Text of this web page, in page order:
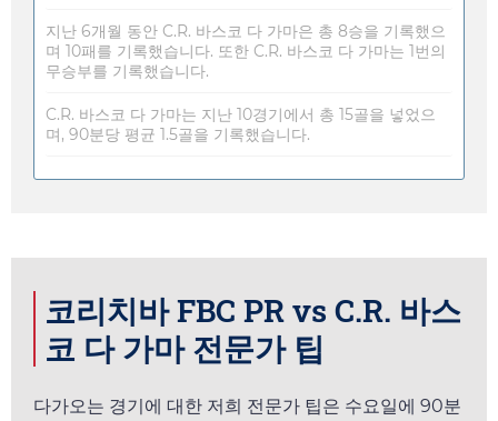
지난 6개월 동안 C.R. 바스코 다 가마은 총 8승을 기록했으
며 10패를 기록했습니다. 또한 C.R. 바스코 다 가마는 1번의
무승부를 기록했습니다.
C.R. 바스코 다 가마는 지난 10경기에서 총 15골을 넣었으
며, 90분당 평균 1.5골을 기록했습니다.
코리치바 FBC PR vs C.R. 바스
코 다 가마 전문가 팁
다가오는 경기에 대한 저희 전문가 팁은 수요일에 90분